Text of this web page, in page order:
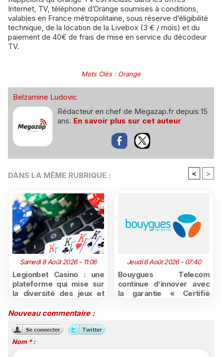
Internet, TV, téléphone d’Orange soumises à conditions,
valables en France métropolitaine, sous réserve d’éligibilité
technique, de la location de la Livebox (3 € / mois) et du
paiement de 40€ de frais de mise en service du décodeur
TV.
Mots Clés: Orange
Belzamine Ludovic
Rédacteur en chef de Megazap.fr depuis 15
ans. En savoir plus sur cet auteur
DANS LA MÊME RUBRIQUE : < >
Samedi 8 Août 2026 - 11:06
Legionbet Casino : une
plateforme qui mise sur
la diversité des jeux et
attractives
Jeudi 6 Août 2026 - 07:40
Bouygues Telecom
continue d’innover avec
la garantie « Certifié
Nouveau commentaire :
Nom * :